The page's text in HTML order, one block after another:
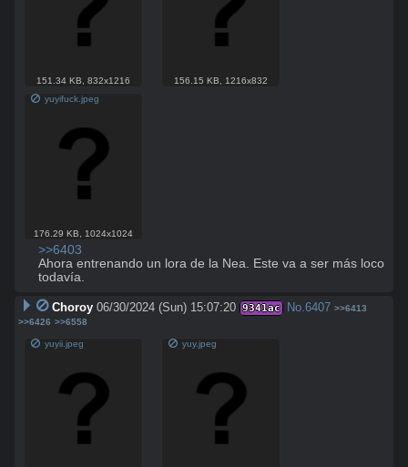
151.34 KB ,832x1216 156.15 KB
1216x832
yuyifuck.jpeg
176.29 KB 1024x1024
>>6403
Ahora entrenando un lora de la Nea. Este va a ser más loco
todavía.
Choroy 06/30/2024 (Sun) 15:07:20 9341ac No.6407 >>6413
>>6426 >>6558
yuyii.jpeg yuy.jpeg